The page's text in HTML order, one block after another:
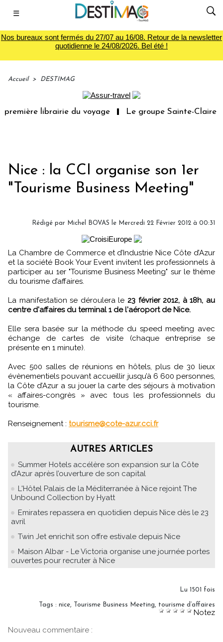
☰
Nos bureaux sont fermés du 27/07 au 16/08. Retour de la newsletter
quotidienne le 24/08/2026. Bel été !
Accueil > DESTIMAG
librairie du voyage Le groupe Sainte-Claire
Nice : la CCI organise son 1er
"Tourisme Business Meeting"
Rédigé par Michel BOVAS le Mercredi 22 Février 2012 à 00:31
La Chambre de Commerce et d’Industrie Nice Côte d’Azur
et la société Book Your Event invitent les professionnels à
participer au 1er "Tourisme Business Meeting" sur le thème
du tourisme d’affaires.
La manifestation se déroulera le 23 février 2012, à 18h, au
centre d'affaires du terminal 1 de l'aéroport de Nice.
Elle sera basée sur la méthode du speed meeting avec
échange de cartes de visite (chaque entreprise se
présente en 1 minute).
Avec 500 salles de réunions en hôtels, plus de 30 lieux
évènementiels pouvant accueillir jusqu’à 6 600 personnes,
la Côte d’Azur a su jouer la carte des séjours à motivation
« affaires-congrès » avec tous les professionnels du
tourisme.
Renseignement : tourisme@cote-azur.cci.fr
AUTRES ARTICLES
Summer Hotels accélère son expansion sur la Côte
d’Azur après l’ouverture de son capital
L'Hôtel Palais de la Méditerranée à Nice rejoint The
Unbound Collection by Hyatt
Emirates repassera en quotidien depuis Nice dès le 23
avril
Twin Jet enrichit son offre estivale depuis Nice
Maison Albar - Le Victoria organise une journée portes
ouvertes pour recruter à Nice
Lu 1501 fois
Tags : nice Tourisme Business Meeting tourisme d’affaires
Notez
Nouveau commentaire :